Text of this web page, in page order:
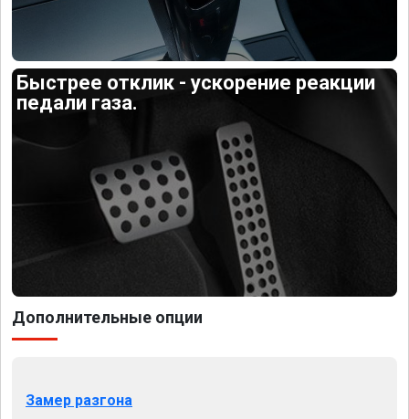
Быстрее отклик - ускорение реакции
педали газа.
Дополнительные опции
Замер разгона